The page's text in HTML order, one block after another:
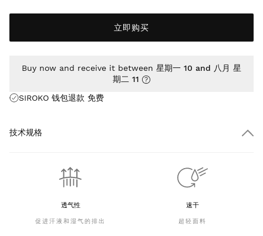
立即购买
SIROKO 钱包退款 免费
Buy now and receive it between 星期一 10 and 八月 星
期二 11
技术规格
透气性
促进汗液和湿气的排出
速干
超轻面料